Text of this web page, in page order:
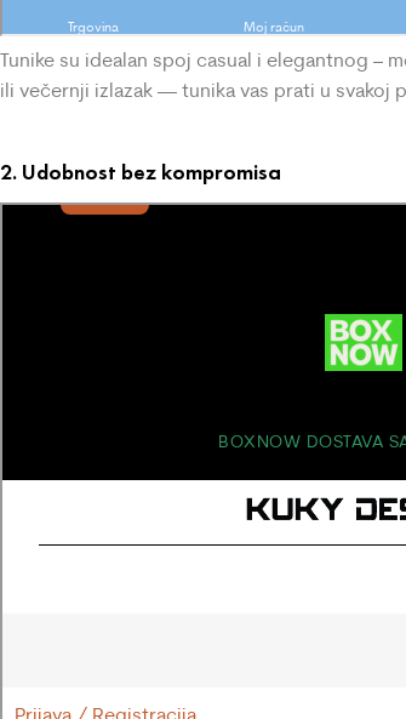
Tunike su idealan spoj casual i elegantnog –
ili večernji izlazak — tunika vas prati u svakoj
2. Udobnost bez kompromisa